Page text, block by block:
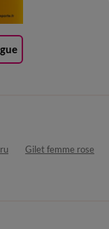
Gilet femme rose